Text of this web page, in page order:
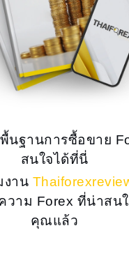
นฐานการซื้อขาย
สนใจได้ที่นี่
งาน
วาม Forex ที่น่าสน
คุณแล้ว